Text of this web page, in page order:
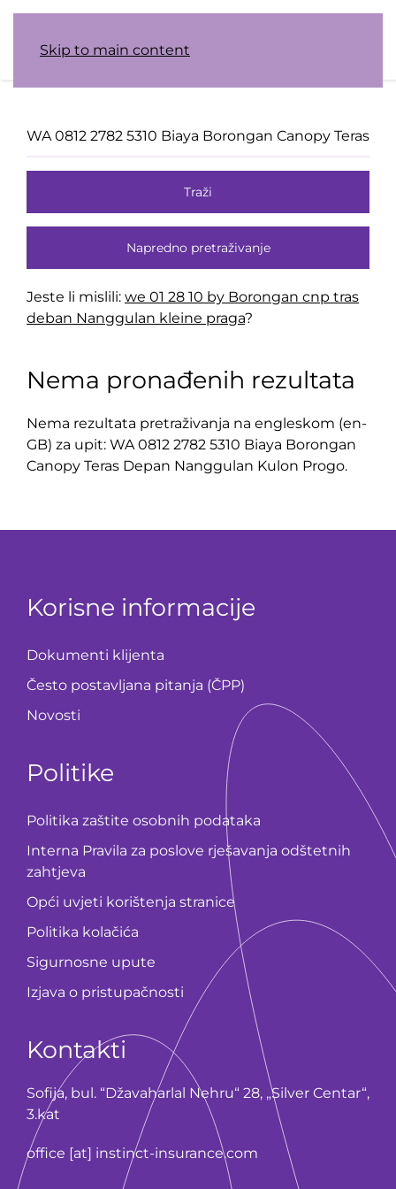
Skip to main content
Traži
Napredno pretraživanje
Jeste li mislili: we 01 28 10 by Borongan cnp tras
deban Nanggulan kleine praga?
Nema pronađenih rezultata
Nema rezultata pretraživanja na engleskom (en-
GB) za upit: WA 0812 2782 5310 Biaya Borongan
Canopy Teras Depan Nanggulan Kulon Progo.
Korisne informacije
Dokumenti klijenta
Često postavljana pitanja (ČPP)
Novosti
Politike
Politika zaštite osobnih podataka
Interna Pravila za poslove rješavanja odštetnih
zahtjeva
Opći uvjeti korištenja stranice
Politika kolačića
Sigurnosne upute
Izjava o pristupačnosti
Kontakti
Sofija, bul. “Džavaharlal Nehru“ 28, „Silver Centar“,
3.kat
office [at] instinct-insurance.com